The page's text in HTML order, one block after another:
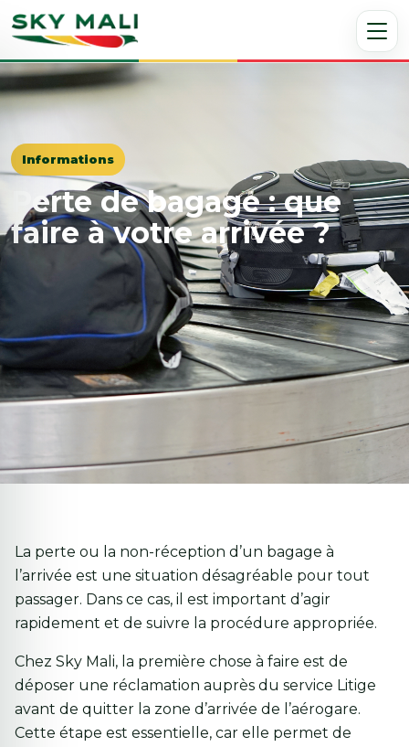
Informations
Perte de bagage : que
faire à votre arrivée ?
La perte ou la non-réception d’un bagage à
l’arrivée est une situation désagréable pour tout
passager. Dans ce cas, il est important d’agir
rapidement et de suivre la procédure appropriée.
Chez Sky Mali, la première chose à faire est de
déposer une réclamation auprès du service Litige
avant de quitter la zone d’arrivée de l’aérogare.
Cette étape est essentielle, car elle permet de